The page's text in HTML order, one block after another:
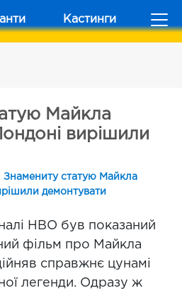
Кастинги
Майкла
вирішили
Знамениту статую Майкла
демонтувати
НВО був показаний
фільм про Майкла
справжнє цунамі
легенди. Одразу ж